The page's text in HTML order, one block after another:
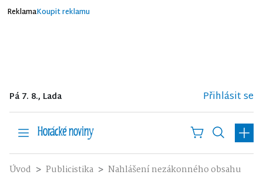
ReklamaKoupit reklamu
Pá 7. 8., Lada Přihlásit se
Úvod Publicistika Nahlášení nezákonného obsahu